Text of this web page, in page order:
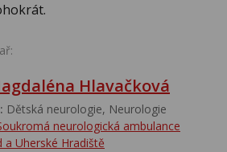
Hlavačková
Dětská neurologie, Neurologie
neurologická ambulance
a Uherské Hradiště